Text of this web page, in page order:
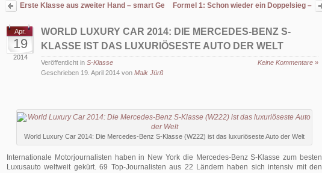
Erste Klasse aus zweiter Hand – smart Gebrauchtwagen jung@smart
Formel 1: Schon wieder ein Doppelsieg –
Großen Preis von China
Apr.
19
2014
WORLD LUXURY CAR 2014: DIE MERCEDES-BENZ S-
KLASSE IST DAS LUXURIÖSESTE AUTO DER WELT
Veröffentlicht in S-Klasse
Keine Kommentare »
Geschrieben 19. April 2014 von Maik Jürß
World Luxury Car 2014: Die Mercedes-Benz S-Klasse (W222) ist das luxuriöseste Auto der Welt
Internationale Motorjournalisten haben in New York die Mercedes-Benz S-Klasse zum besten
Luxusauto weltweit gekürt. 69 Top-Journalisten aus 22 Ländern haben sich intensiv mit den